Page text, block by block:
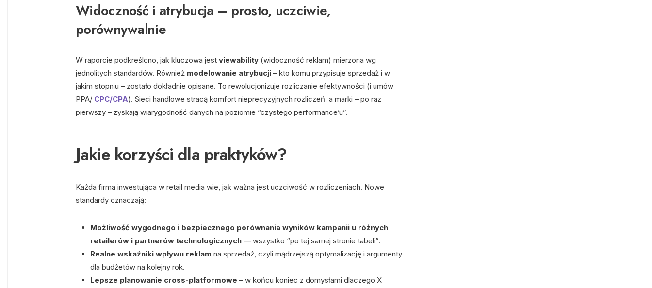
Widoczność i atrybucja – prosto, uczciwie,
porównywalnie
W raporcie podkreślono, jak kluczowa jest viewability (widoczność reklam) mierzona wg
jednolitych standardów. Również modelowanie atrybucji – kto komu przypisuje sprzedaż i w
jakim stopniu – zostało dokładnie opisane. To rewolucjonizuje rozliczanie efektywności (i umów
PPA/ CPC/CPA). Sieci handlowe stracą komfort nieprecyzyjnych rozliczeń, a marki – po raz
pierwszy – zyskają wiarygodność danych na poziomie “czystego performance’u”.
Jakie korzyści dla praktyków?
Każda firma inwestująca w retail media wie, jak ważna jest uczciwość w rozliczeniach. Nowe
standardy oznaczają:
Możliwość wygodnego i bezpiecznego porównania wyników kampanii u różnych
retailerów i partnerów technologicznych — wszystko “po tej samej stronie tabeli”.
Realne wskaźniki wpływu reklam na sprzedaż, czyli mądrzejszą optymalizację i argumenty
dla budżetów na kolejny rok.
Lepsze planowanie cross-platformowe – w końcu koniec z domysłami dlaczego X